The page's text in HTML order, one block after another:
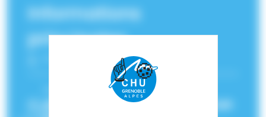
Informations
principales
Oncologue médical
Service(s) de rattachement :
palliatifs - soins de support
Oncologie